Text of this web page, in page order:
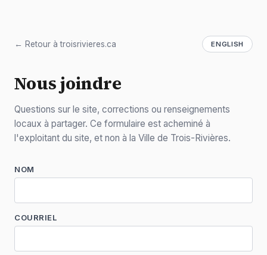
← Retour à troisrivieres.ca ENGLISH
Nous joindre
Questions sur le site, corrections ou renseignements
locaux à partager. Ce formulaire est acheminé à
l'exploitant du site, et non à la Ville de Trois-Rivières.
NOM
COURRIEL